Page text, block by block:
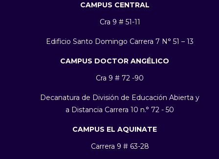
CAMPUS CENTRAL
Cra 9 # 51-11
Edificio Santo Domingo Carrera 7 N° 51 – 13
CAMPUS DOCTOR ANGÉLICO
Cra 9 # 72 -90
Decanatura de División de Educación Abierta y
a Distancia Carrera 10 n.° 72 - 50
CAMPUS EL AQUINATE
Carrera 9 # 63-28